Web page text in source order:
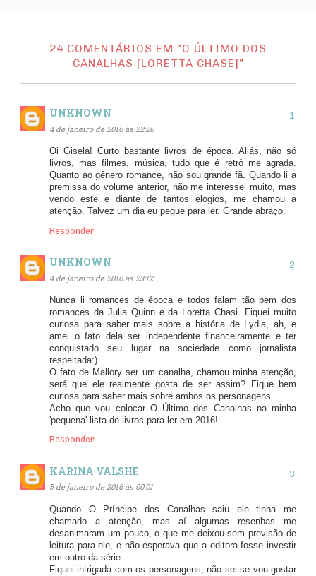
24 COMENTÁRIOS EM "O ÚLTIMO DOS
CANALHAS [LORETTA CHASE]"
UNKNOWN
4 de janeiro de 2016 às 22:26
Oi Gisela! Curto bastante livros de época. Aliás, não só
livros, mas filmes, música, tudo que é retrô me agrada.
Quanto ao gênero romance, não sou grande fã. Quando li a
premissa do volume anterior, não me interessei muito, mas
vendo este e diante de tantos elogios, me chamou a
atenção. Talvez um dia eu pegue para ler. Grande abraço.
Responder
UNKNOWN
4 de janeiro de 2016 às 23:12
Nunca li romances de época e todos falam tão bem dos
romances da Julia Quinn e da Loretta Chasi. Fiquei muito
curiosa para saber mais sobre a história de Lydia, ah, e
amei o fato dela ser independente financeiramente e ter
conquistado seu lugar na sociedade como jornalista
respeitada:)
O fato de Mallory ser um canalha, chamou minha atenção,
será que ele realmente gosta de ser assim? Fique bem
curiosa para saber mais sobre ambos os personagens.
Acho que vou colocar O Último dos Canalhas na minha
'pequena' lista de livros para ler em 2016!
Responder
KARINA VALSHE
5 de janeiro de 2016 às 00:01
Quando O Príncipe dos Canalhas saiu ele tinha me
chamado a atenção, mas aí algumas resenhas me
desanimaram um pouco, o que me deixou sem previsão de
leitura para ele, e não esperava que a editora fosse investir
em outro da série.
Fiquei intrigada com os personagens, não sei se vou gostar